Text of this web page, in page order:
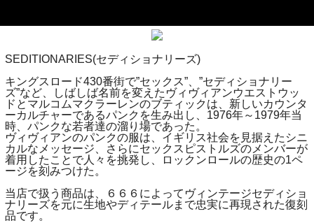
SEDITIONARIES(セディショナリーズ)
キングスロード430番街で”セックス”、”セディショナリー
ズ”など、しばしば名前を変えたヴィヴィアンウエストウッ
ドとマルコムマクラーレンのブティックは、新しいカウンタ
ーカルチャーであるパンクを生み出し、1976年～1979年当
時、パンクな若者達の溜り場であった。
ヴィヴィアンのパンクの服は、イギリス社会を見据えたシニ
カルなメッセージ、さらにセックスピストルズのメンバーが
着用したことで人々を挑発し、ロックンロールの歴史の1ペ
ージを刻みつけた。
当店で扱う商品は、６６６によってヴィンテージセディショ
ナリーズを元に生地やディテールまで忠実に再現された復刻
品です。